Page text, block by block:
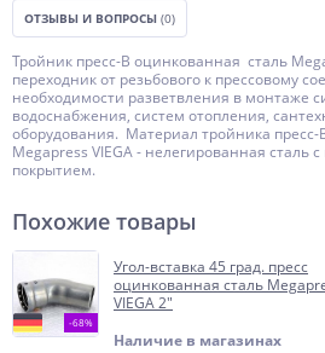
ОТЗЫВЫ И ВОПРОСЫ (0)
Тройник пресс-В оцинкованная сталь
переходник от резьбового к прессовому
необходимости разветвления в монтаже
водоснабжения, систем отопления,
оборудования. Материал тройника
Megapress VIEGA - нелегированная сталь
покрытием.
Похожие товары
-68%
Угол-вставка 45 град. пресс
оцинкованная сталь
VIEGA 2"
Наличие в магазинах